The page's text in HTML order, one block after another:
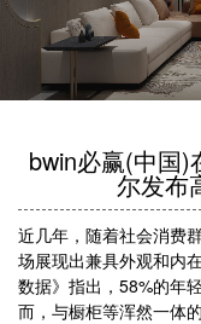
bwin必赢(中国
尔发布
近几年，随着社会消费
场展现出兼具外观和内
数据》指出，58%的年
而，与橱柜等浑然一体